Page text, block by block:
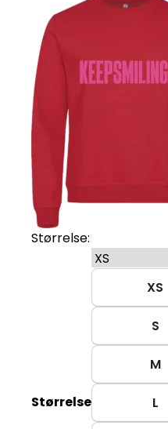
Størrelse:
Størrelse
XS
S
M
L